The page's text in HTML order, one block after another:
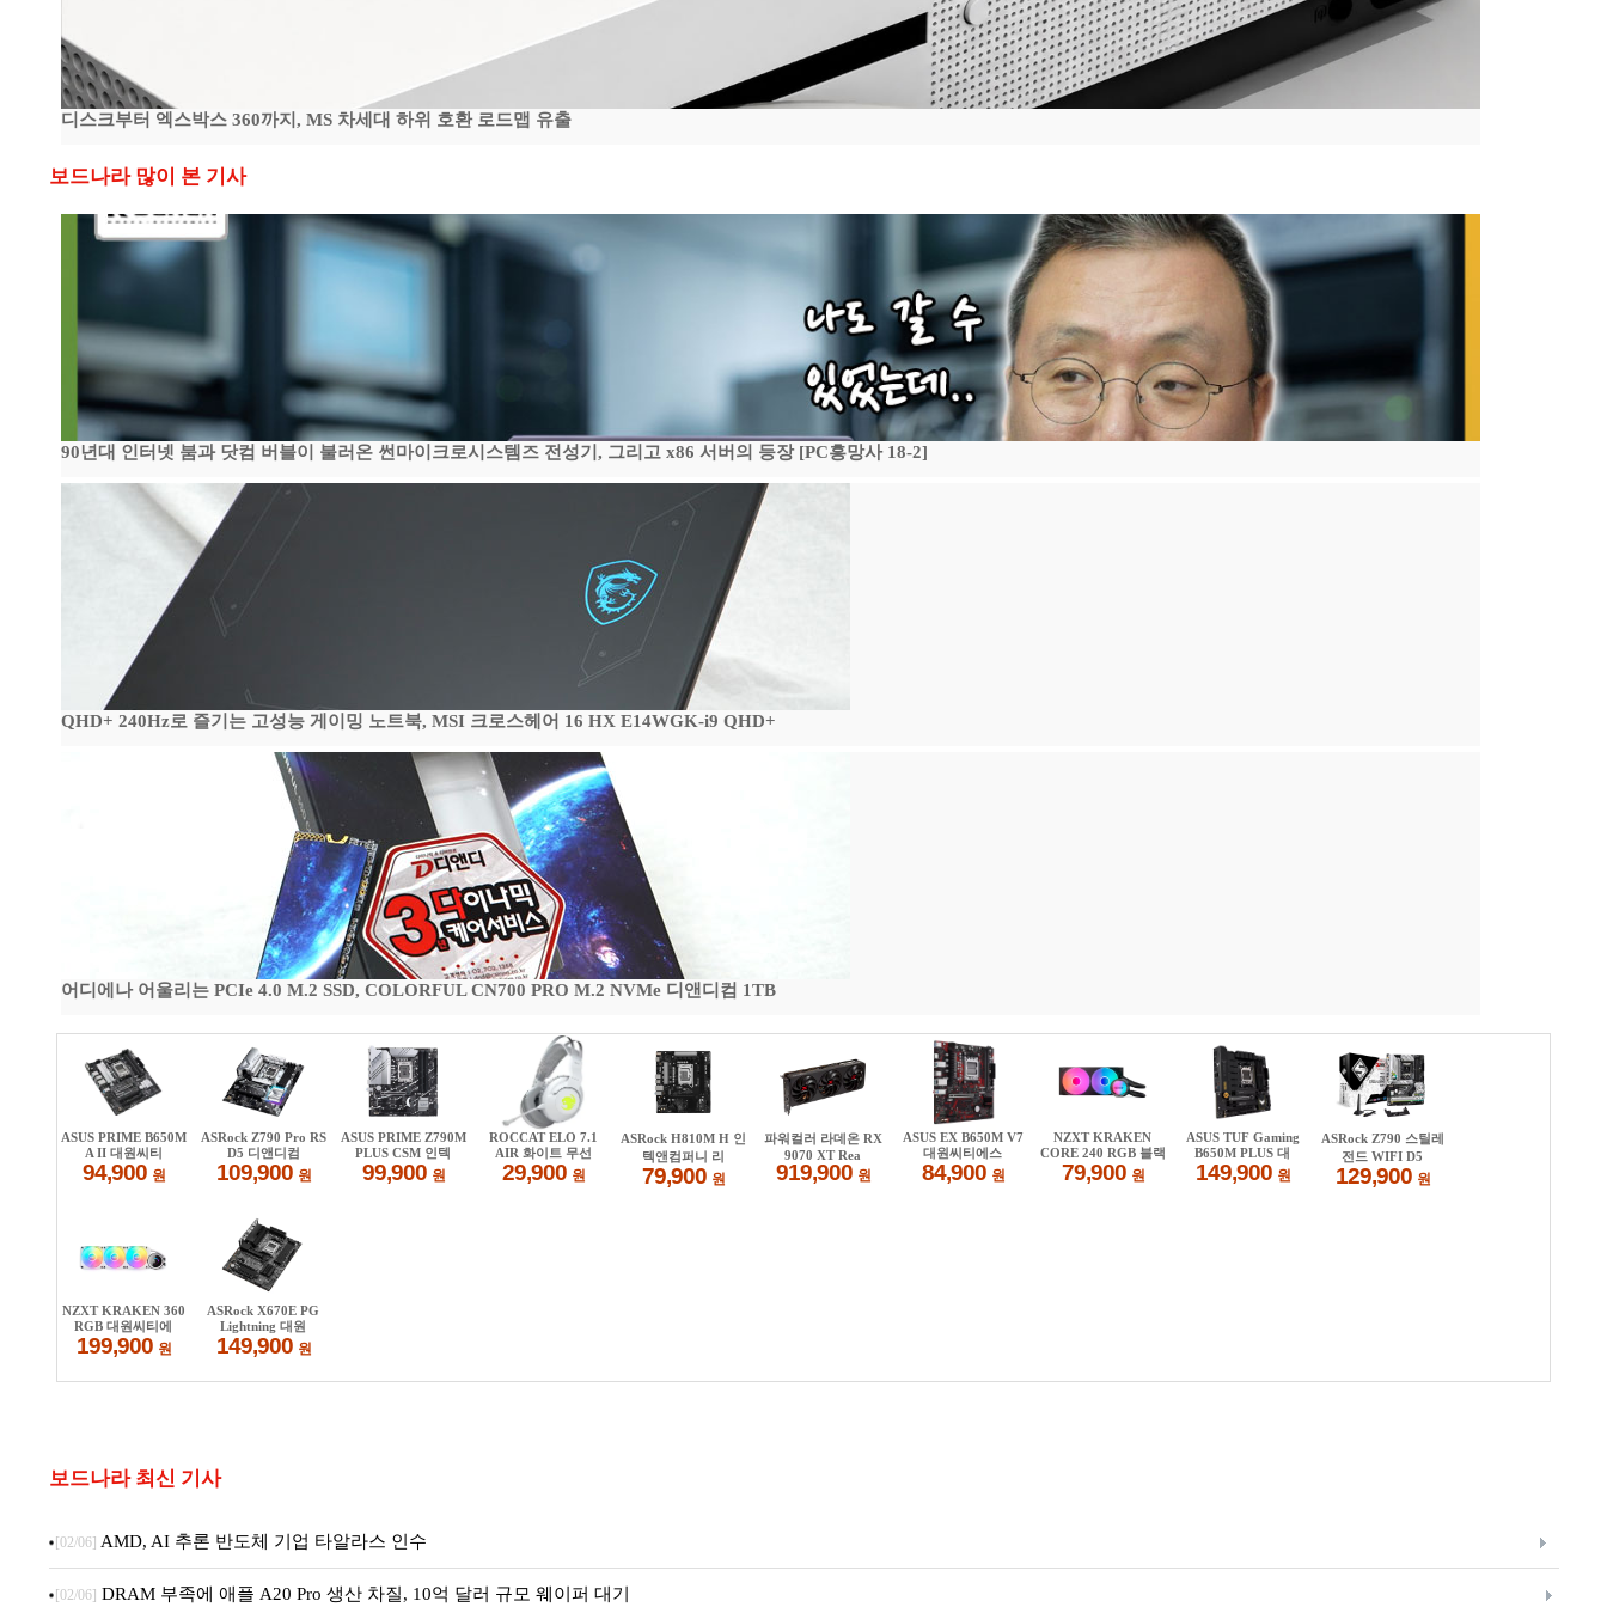
디스크부터 엑스박스 360까지, MS 차세대 하위 호환 로드맵 유출
보드나라 많이 본 기사
90년대 인터넷 붐과 닷컴 버블이 불러온 썬마이크로시스템즈 전성기, 그리고 x86 서버의 등장 [PC흥망사 18-2]
QHD+ 240Hz로 즐기는 고성능 게이밍 노트북, MSI 크로스헤어 16 HX E14WGK-i9 QHD+
어디에나 어울리는 PCIe 4.0 M.2 SSD, COLORFUL CN700 PRO M.2 NVMe 디앤디컴 1TB
보드나라 최신 기사
[02/06] AMD, AI 추론 반도체 기업 타알라스 인수
[02/06] DRAM 부족에 애플 A20 Pro 생산 차질, 10억 달러 규모 웨이퍼 대기